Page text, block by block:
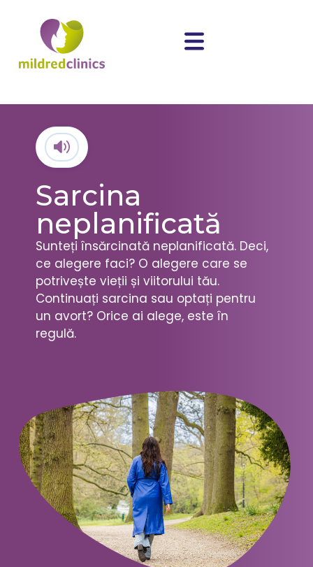
Sarcina
neplanificată
Sunteți însărcinată neplanificată. Deci,
ce alegere faci? O alegere care se
potrivește vieții și viitorului tău.
Continuați sarcina sau optați pentru
un avort? Orice ai alege, este în
regulă.